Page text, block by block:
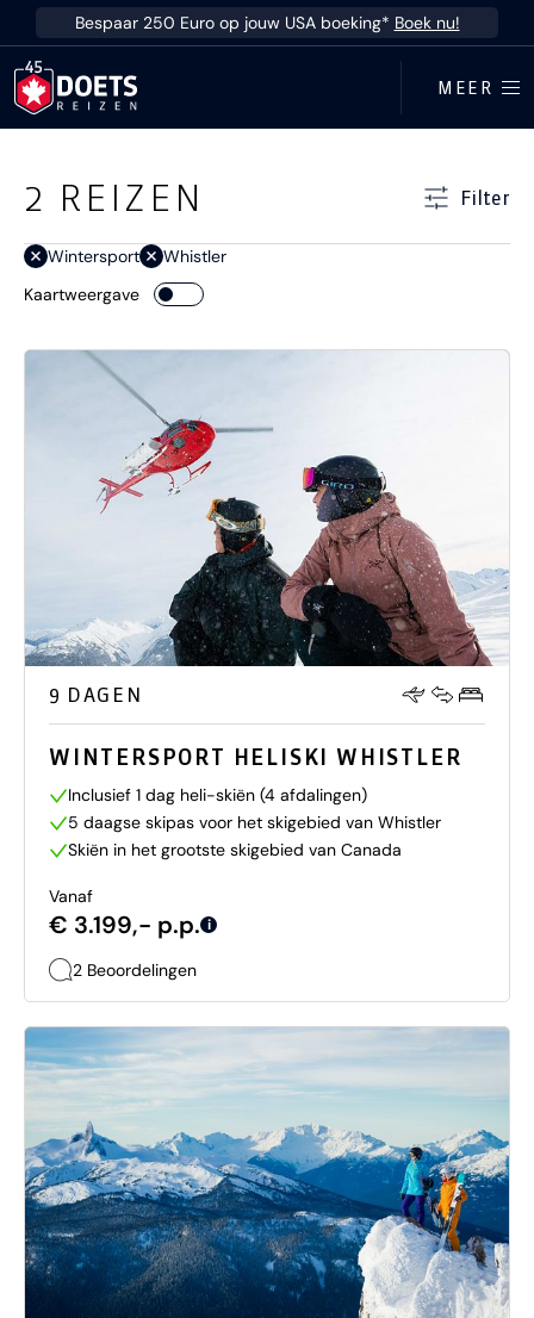
Ga direct naar inhoud
Bespaar 250 Euro op jouw USA boeking* Boek nu!
MEER
Ga direct naar resultaten
2 REIZEN Filter
Wintersport
Whistler
Kaartweergave
9 DAGEN
WINTERSPORT HELISKI WHISTLER
Inclusief 1 dag heli-skiën (4 afdalingen)
5 daagse skipas voor het skigebied van Whistler
Skiën in het grootste skigebied van Canada
Vanaf
€ 3.199,- p.p. i
2 Beoordelingen